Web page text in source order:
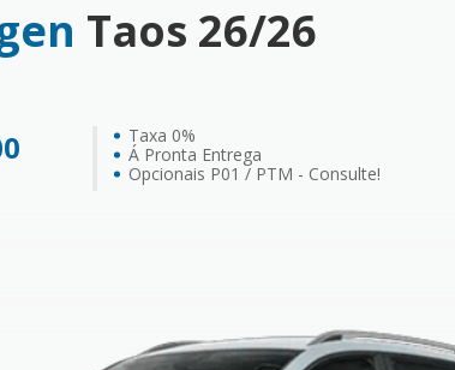
Taos 26/26
Taxa 0%
Á Pronta Entrega
Opcionais P01 / PTM - Consulte!